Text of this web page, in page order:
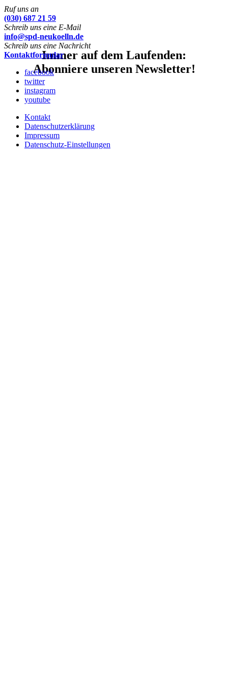
Immer auf dem Laufenden:
Abonniere unseren Newsletter!
Ruf uns an
(030) 687 21 59
Schreib uns eine E-Mail
info@spd-neukoelln.de
Schreib uns eine Nachricht
Kontaktformular
facebook
twitter
instagram
youtube
Kontakt
Datenschutzerklärung
Impressum
Datenschutz-Einstellungen